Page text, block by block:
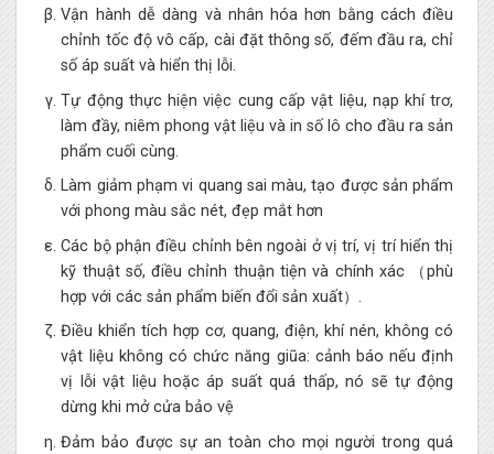
Vận hành dễ dàng và nhân hóa hơn bằng cách điều
chỉnh tốc độ vô cấp, cài đặt thông số, đếm đầu ra, chỉ
số áp suất và hiển thị lỗi.
Tự động thực hiện việc cung cấp vật liệu, nạp khí trơ,
làm đầy, niêm phong vật liệu và in số lô cho đầu ra sản
phẩm cuối cùng.
Làm giảm phạm vi quang sai màu, tạo được sản phẩm
với phong màu sắc nét, đẹp mắt hơn
Các bộ phận điều chỉnh bên ngoài ở vị trí, vị trí hiển thị
kỹ thuật số, điều chỉnh thuận tiện và chính xác （phù
hợp với các sản phẩm biến đổi sản xuất）.
Điều khiển tích hợp cơ, quang, điện, khí nén, không có
vật liệu không có chức năng giũa: cảnh báo nếu định
vị lỗi vật liệu hoặc áp suất quá thấp, nó sẽ tự động
dừng khi mở cửa bảo vệ
Đảm bảo được sự an toàn cho mọi người trong quá